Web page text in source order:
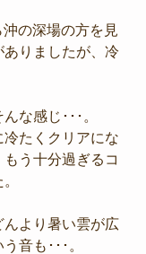
の深場の方を見
りましたが、冷
な感じ･･･。
たくクリアにな
う十分過ぎるコ
より暑い雲が広
音も･･･。